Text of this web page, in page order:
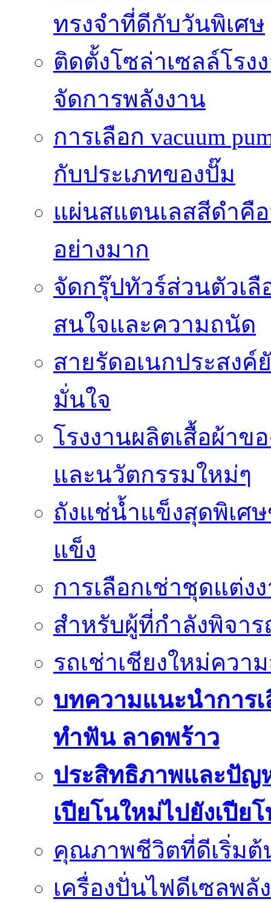
ทรงจำที่ดีกับวันพิเศษ
ติดตั้งโซล่าเซลล์โรง
จัดการพลังงาน
การเลือก vacuum
กับประเภทของปั๊ม
แผ่นสแตนเลสสีดำคื
อย่างมาก
จัดกรุ๊ปทัวร์ส่วนตัวเ
สนใจและความถนัด
สายรัดอเนกประสงค์
มั่นใจ
โรงงานผลิตเสื้อผ้าข
และนวัตกรรมใหม่ๆ
ถังแช่น้ำแข็งสุดพิเศษ
แข็ง
การเลือกเช่าชุดแต่ง
สำหรับผู้ที่กำลังพิจา
รถเช่าเชียงใหม่ควา
บทความแนะนำการ
ทำฟัน ลาดพร้าว
ประสิทธิภาพและปัญ
เปียโนใหม่ไปยังเปีย
คุณภาพชีวิตที่ดีเริ่ม
เครื่องปั่นไฟดีเซลพ